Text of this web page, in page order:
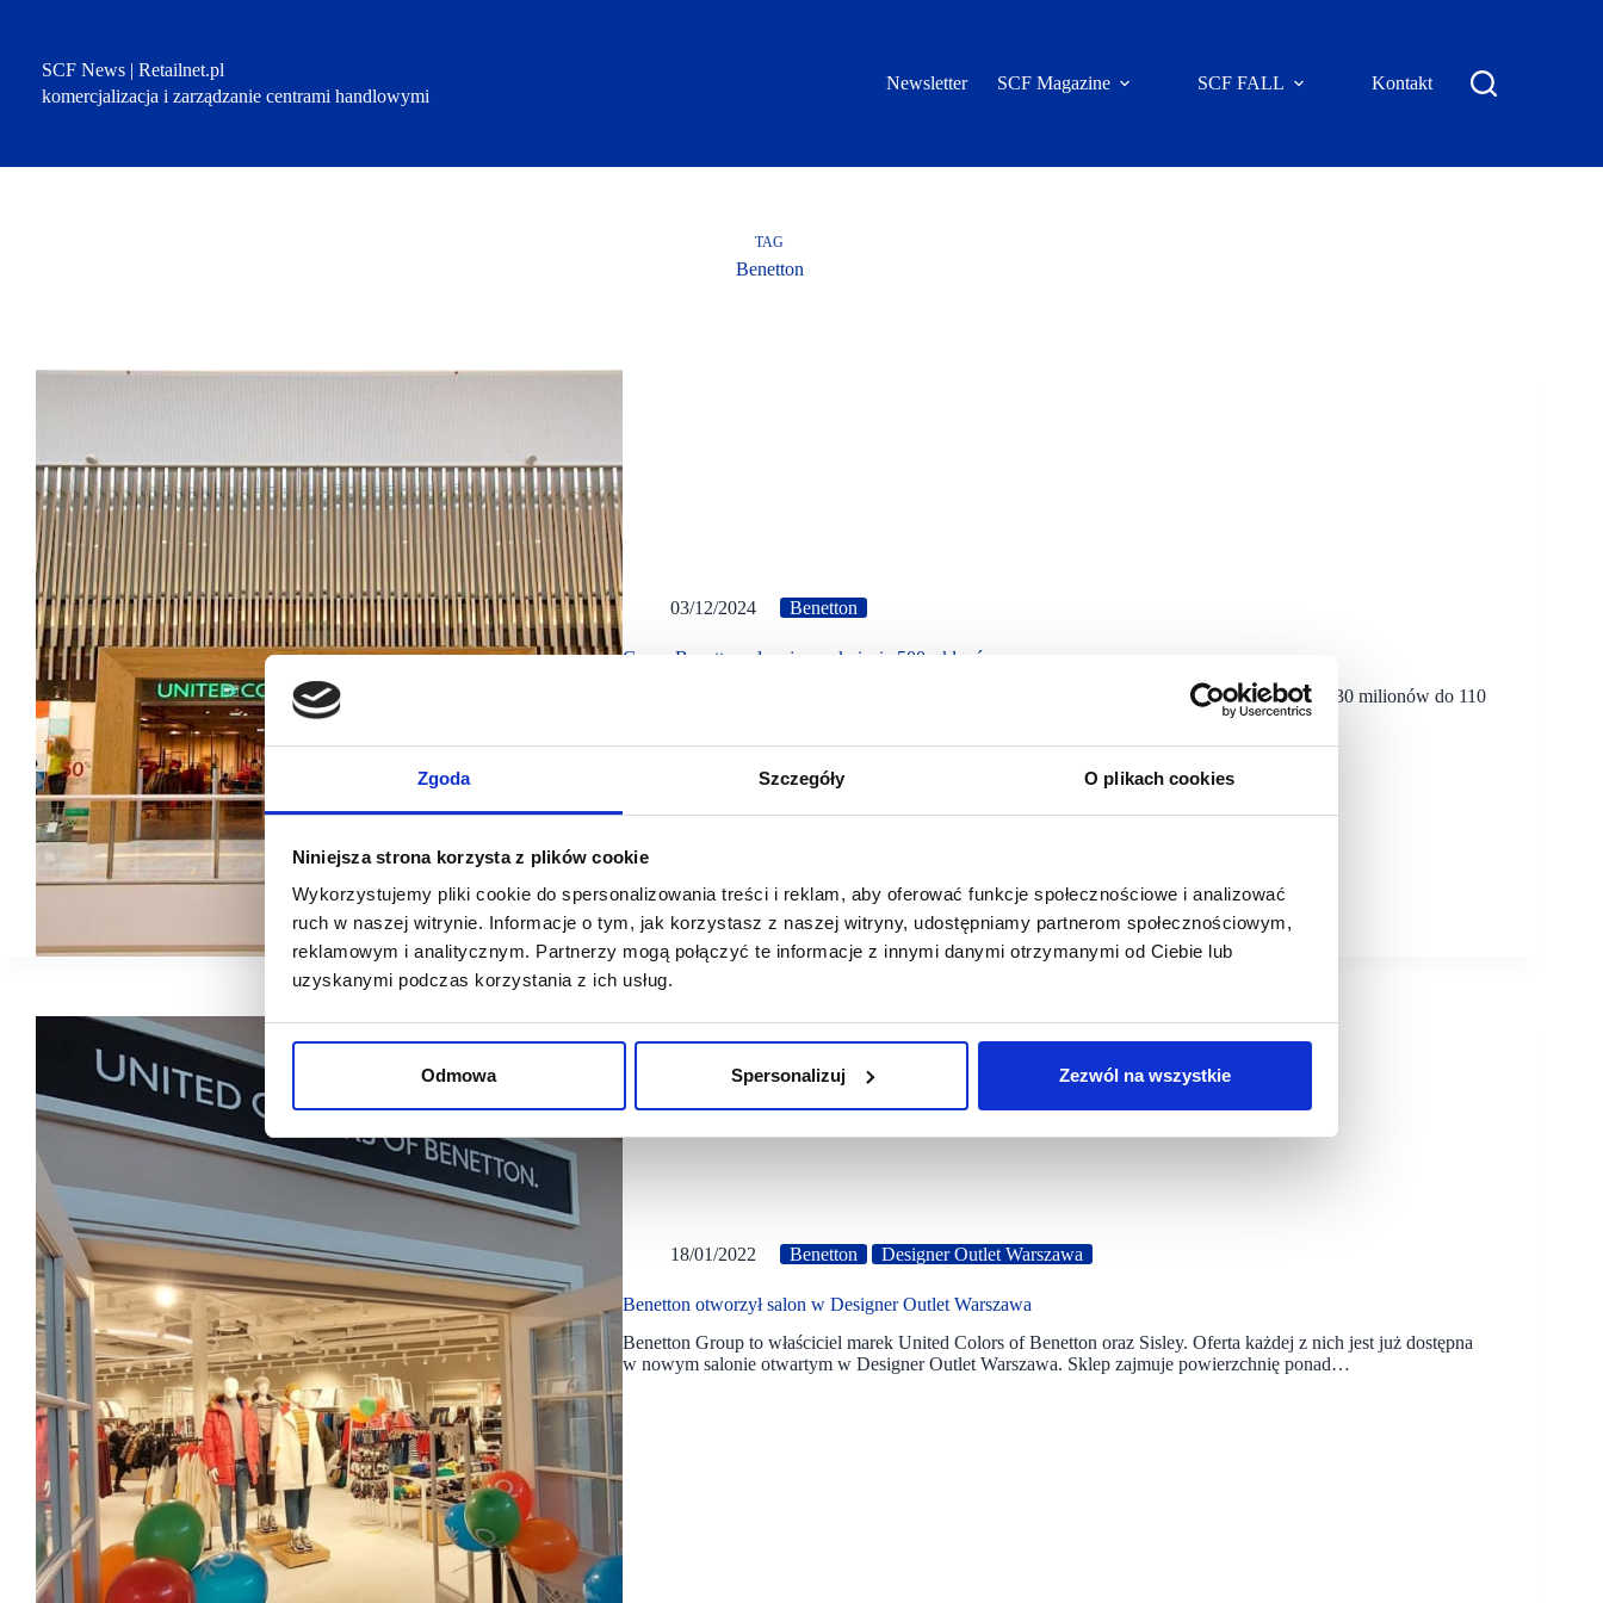
Zgoda Szczegóły O plikach cookies
Niniejsza strona korzysta z plików cookie
Wykorzystujemy pliki cookie do spersonalizowania treści i reklam, aby oferować funkcje społecznościowe i analizować
ruch w naszej witrynie. Informacje o tym, jak korzystasz z naszej witryny, udostępniamy partnerom społecznościowym,
reklamowym i analitycznym. Partnerzy mogą połączyć te informacje z innymi danymi otrzymanymi od Ciebie lub
uzyskanymi podczas korzystania z ich usług.
Odmowa Spersonalizuj Zezwól na wszystkie
SCF News | Retailnet.pl
komercjalizacja i zarządzanie centrami handlowymi
Newsletter SCF Magazine SCF FALL Kontakt
TAG
Benetton
03/12/2024 Benetton
Grupa Benetton planuje zamknięcie 500. sklepów
Grupa Benetton finalizuje plan reorganizacji firmy. Strategia ma na celu zmniejszenie straty z 230 milionów do 110
18/01/2022 Benetton Designer Outlet Warszawa
Benetton otworzył salon w Designer Outlet Warszawa
Benetton Group to właściciel marek United Colors of Benetton oraz Sisley. Oferta każdej z nich jest już dostępna
w nowym salonie otwartym w Designer Outlet Warszawa. Sklep zajmuje powierzchnię ponad…